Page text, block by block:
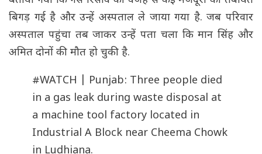
बिगड़ गई है और उन्हें अस्पताल ले जाया गया है. जब परिवार
अस्पताल पहुंचा तब जाकर उन्हें पता चला कि मान सिंह और
अमित दोनों की मौत हो चुकी है.
#WATCH | Punjab: Three people died
in a gas leak during waste disposal at
a machine tool factory located in
Industrial A Block near Cheema Chowk
in Ludhiana.